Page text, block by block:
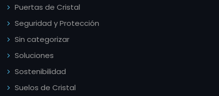
Puertas de Cristal
Seguridad y Protección
Sin categorizar
Soluciones
Sostenibilidad
Suelos de Cristal